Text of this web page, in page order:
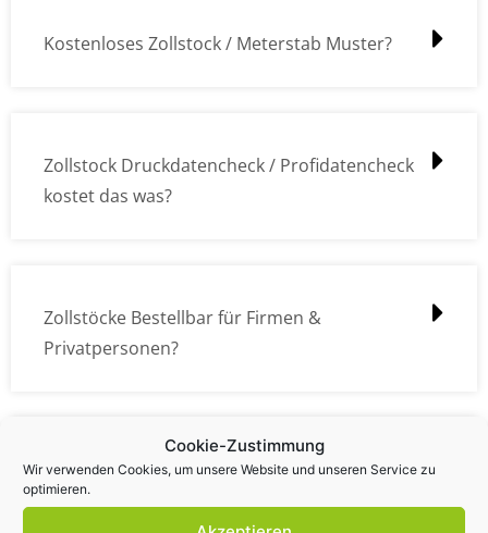
Cookie-Zustimmung
Wir verwenden Cookies, um unsere Website und unseren Service zu
optimieren.
Kostenloses Zollstock / Meterstab Muster?
Zollstock Druckdatencheck / Profidatencheck
kostet das was?
Zollstöcke Bestellbar für Firmen &
Privatpersonen?
Wie kann ich die Daten (z.B. Logos und Texte)
übermitteln?